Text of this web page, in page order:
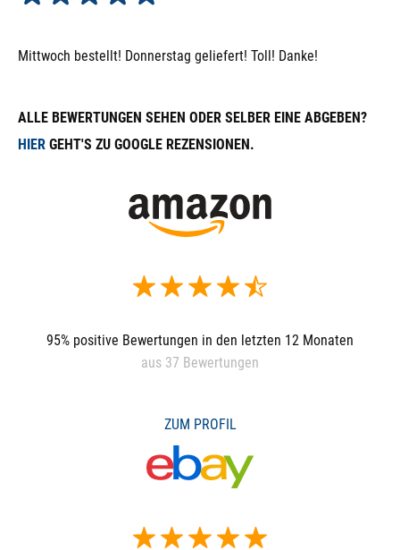
Mittwoch bestellt! Donnerstag geliefert! Toll! Danke!
ALLE BEWERTUNGEN SEHEN ODER SELBER EINE ABGEBEN?
HIER GEHT'S ZU GOOGLE REZENSIONEN.
95% positive Bewertungen in den letzten 12 Monaten
aus 37 Bewertungen
ZUM PROFIL